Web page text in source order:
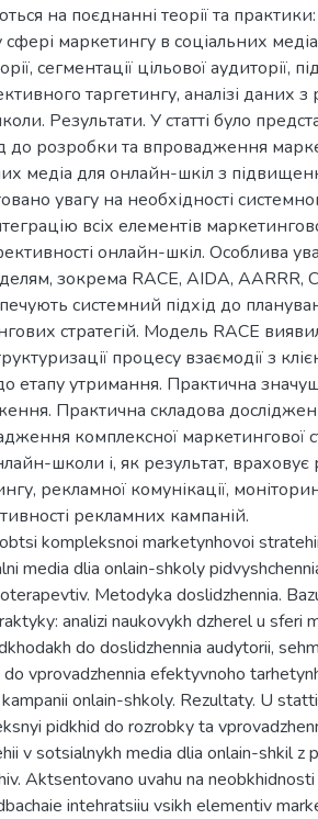
на поєднанні теорії та практики:
маркетингу в соціальних
сегментації цільової аудиторії,
таргетингу, аналізі даних
Результати. У статті було
до розробки та впровадження
медіа для онлайн-шкіл з
увагу на необхідності
всіх елементів
онлайн-шкіл. Особлива
зокрема RACE, AIDA, AARRR,
системний підхід до
стратегій. Модель RACE
процесу взаємодії з
етапу утримання. Практична
Практична складова
комплексної маркетингової
школи і, як результат, враховує
рекламної комунікації,
рекламних кампаній.
kompleksnoi marketynhovoi
media dlia onlain-shkoly
Metodyka doslidzhennia.
analizi naukovykh dzherel u sferi
do doslidzhennia audytorii,
vprovadzhennia efektyvnoho
onlain-shkoly. Rezultaty. U
pidkhid do rozrobky ta
v sotsialnykh media dlia onlain-shkil z
Aktsentovano uvahu na
intehratsiiu vsikh elementiv